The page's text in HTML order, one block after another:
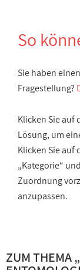
So
Sie haben
Fragestellung?
Klicken Sie auf
Lösung, um
Klicken Sie auf
„Kategorie“
Zuordnung
anzupassen.
ZUM THEMA „